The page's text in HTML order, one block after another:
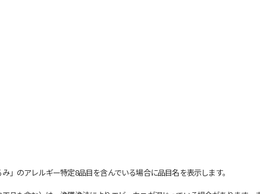
のアレルギー特定8品目を含んでいる場合に品目名を表示します。